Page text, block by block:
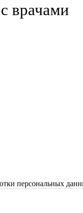
врачами
персональных